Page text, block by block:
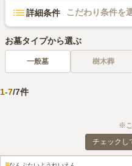
詳細条件 こだわり条件を
お墓タイプから選ぶ
一般墓 樹木葬
1-7/7件
※
チェックし